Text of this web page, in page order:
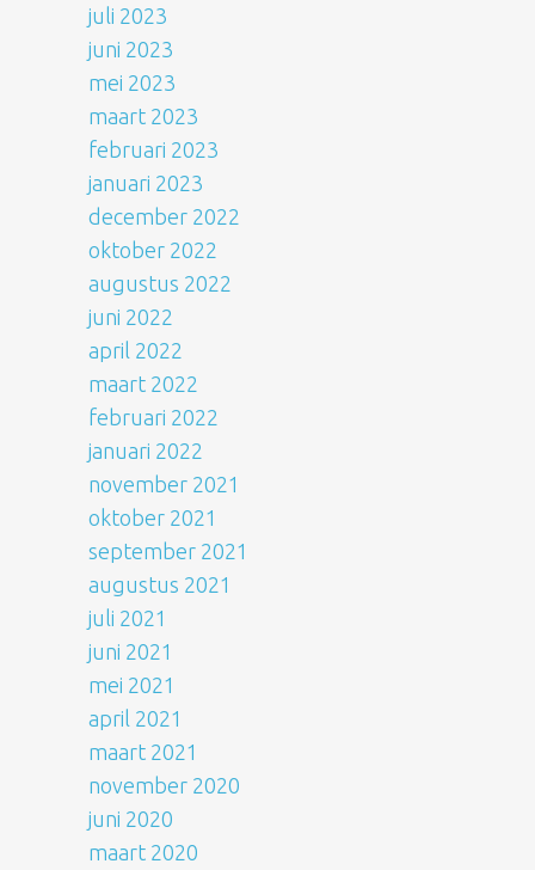
juli 2023
juni 2023
mei 2023
maart 2023
februari 2023
januari 2023
december 2022
oktober 2022
augustus 2022
juni 2022
april 2022
maart 2022
februari 2022
januari 2022
november 2021
oktober 2021
september 2021
augustus 2021
juli 2021
juni 2021
mei 2021
april 2021
maart 2021
november 2020
juni 2020
maart 2020